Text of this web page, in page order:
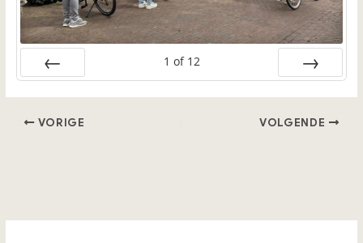
1 of 12
VORIGE VOLGENDE